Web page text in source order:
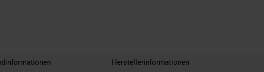
Herstellerinformationen